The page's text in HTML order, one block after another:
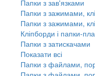
Папки з зав'язками
Папки з зажимами,
Папки з зажимами,
Кліпборди і папки-
Папки з затискачами
Показати всі
Папки з файлами,